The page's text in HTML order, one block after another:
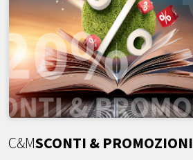
C&MSCONTI & PROMOZIONI